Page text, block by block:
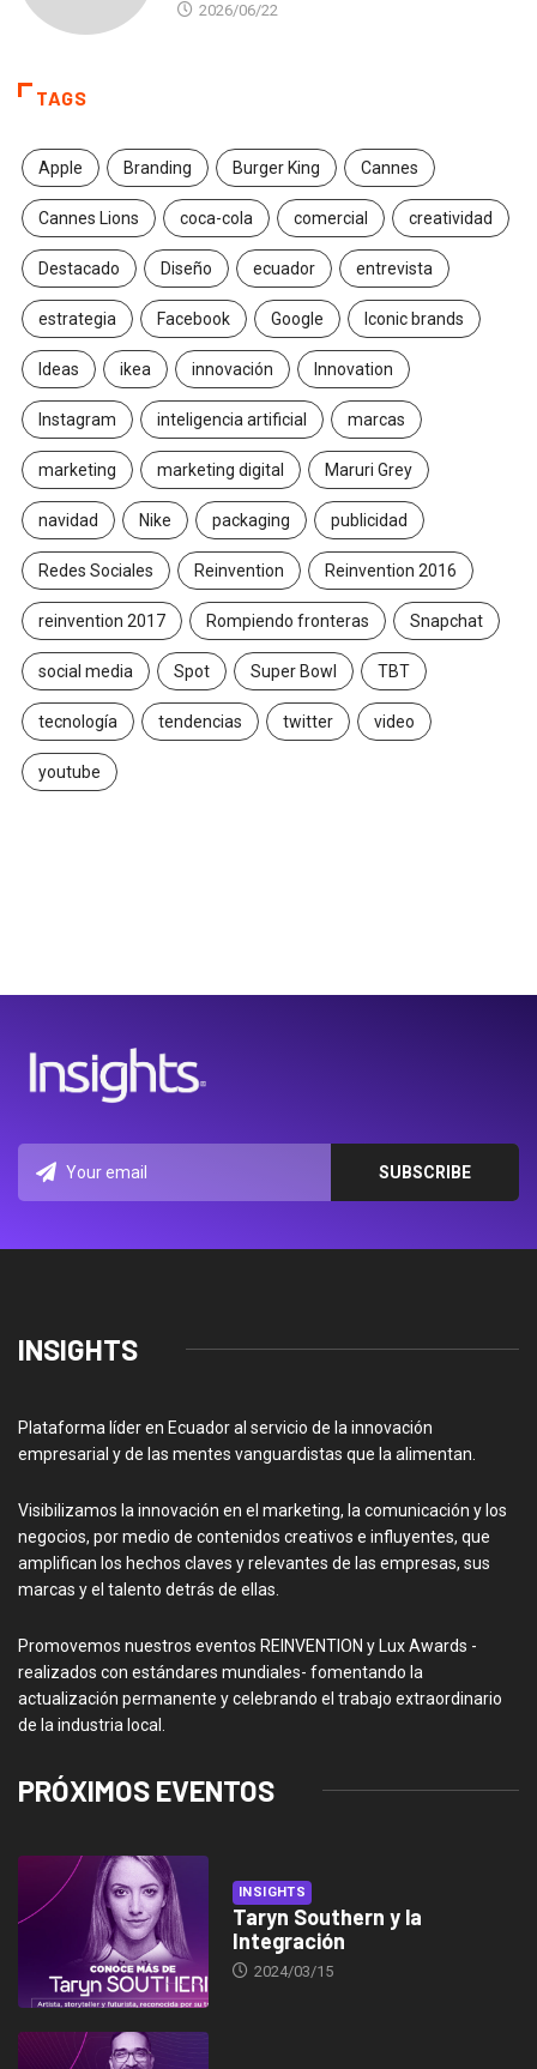
2026/06/22
TAGS
Apple Branding Burger King Cannes
Cannes Lions coca-cola comercial creatividad
Destacado Diseño ecuador entrevista
estrategia Facebook Google Iconic brands
Ideas ikea innovación Innovation
Instagram inteligencia artificial marcas
marketing marketing digital Maruri Grey
navidad Nike packaging publicidad
Redes Sociales Reinvention Reinvention 2016
reinvention 2017 Rompiendo fronteras Snapchat
social media Spot Super Bowl TBT
tecnología tendencias twitter video
youtube
INSIGHTS
Plataforma líder en Ecuador al servicio de la innovación
empresarial y de las mentes vanguardistas que la alimentan.
Visibilizamos la innovación en el marketing, la comunicación y los
negocios, por medio de contenidos creativos e influyentes, que
amplifican los hechos claves y relevantes de las empresas, sus
marcas y el talento detrás de ellas.
Promovemos nuestros eventos REINVENTION y Lux Awards -
realizados con estándares mundiales- fomentando la
actualización permanente y celebrando el trabajo extraordinario
de la industria local.
PRÓXIMOS EVENTOS
INSIGHTS
Taryn Southern y la
Integración
2024/03/15